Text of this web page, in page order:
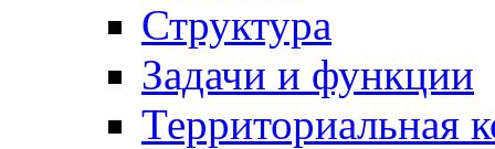
Структура
Задачи и функции
Территориальная